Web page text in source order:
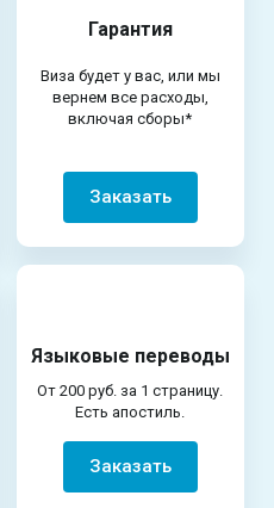
Гарантия
Виза будет у вас, или мы
вернем все расходы,
включая сборы*
Заказать
Языковые переводы
От 200 руб. за 1 страницу.
Есть апостиль.
Заказать